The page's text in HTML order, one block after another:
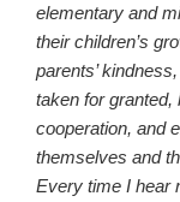
elementary and
their children’s
parents’
taken for granted,
cooperation, and
themselves and
Every time I hear